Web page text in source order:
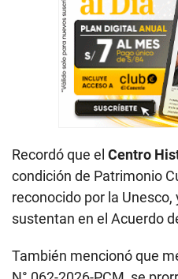
Recordó que el Centro
condición de Patrimonio
reconocido por la
sustentan en el Acuerdo
También mencionó que